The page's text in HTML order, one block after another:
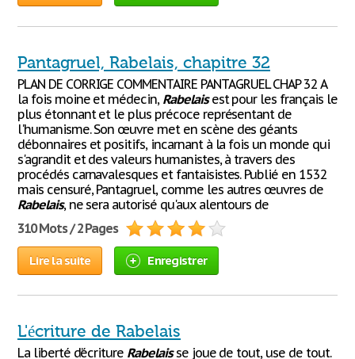
Pantagruel, Rabelais, chapitre 32
PLAN DE CORRIGE COMMENTAIRE PANTAGRUEL CHAP 32 A
la fois moine et médecin, Rabelaisest pour les français le
plus étonnant et le plus précoce représentant de
l'humanisme. Son œuvre met en scène des géants
débonnaires et positifs, incarnant à la fois un monde qui
s'agrandit et des valeurs humanistes, à travers des
procédés carnavalesques et fantaisistes. Publié en 1532
mais censuré, Pantagruel, comme les autres œuvres de
Rabelais, ne sera autorisé qu'aux alentours de
310 Mots / 2 Pages
Lire la suite Enregistrer
L'écriture de Rabelais
La liberté d’écriture Rabelaisse joue de tout, use de tout.